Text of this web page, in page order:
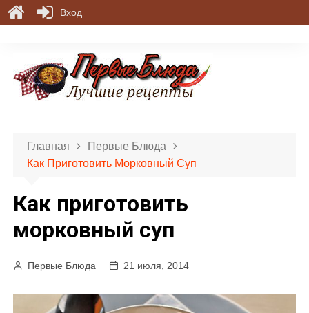
Главная
Первые Блюда
Как Приготовить Морковный Суп
Как приготовить
морковный суп
Первые Блюда 21 июля, 2014
Вход